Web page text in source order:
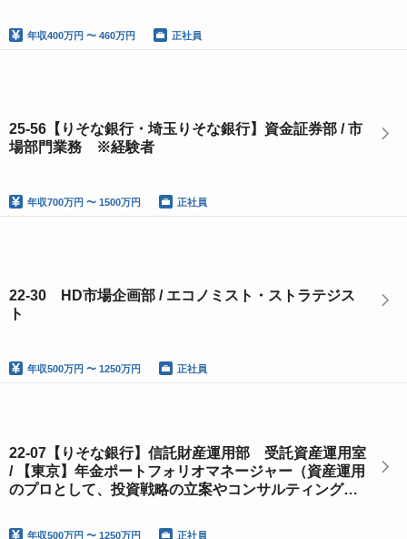
年収400万円 〜 460万円 正社員
25-56【りそな銀行・埼玉りそな銀行】資金証券部 / 市
場部門業務 ※経験者
年収700万円 〜 1500万円 正社員
22-30 HD市場企画部 / エコノミスト・ストラテジス
ト
年収500万円 〜 1250万円 正社員
22-07【りそな銀行】信託財産運用部 受託資産運用室
/ 【東京】年金ポートフォリオマネージャー（資産運用
のプロとして、投資戦略の立案やコンサルティング業
年収500万円 〜 1250万円 正社員